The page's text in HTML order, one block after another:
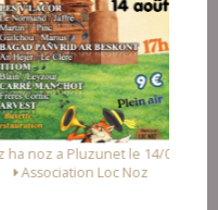
le 14/08/2026
Noz